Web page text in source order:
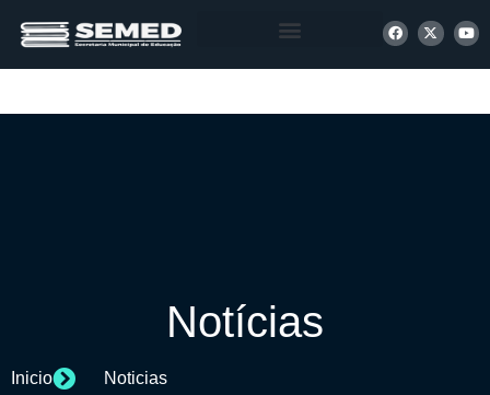
Notícias
Inicio Noticias